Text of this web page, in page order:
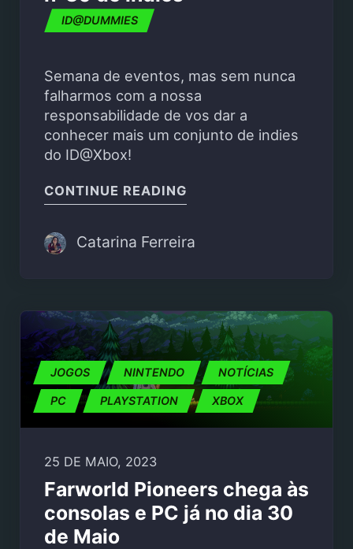
ID@DUMMIES
Semana de eventos, mas sem nunca
falharmos com a nossa
responsabilidade de vos dar a
conhecer mais um conjunto de indies
do ID@Xbox!
CONTINUE READING
Catarina Ferreira
JOGOS NINTENDO NOTÍCIAS
PC PLAYSTATION XBOX
25 DE MAIO, 2023
Farworld Pioneers chega às
consolas e PC já no dia 30
de Maio